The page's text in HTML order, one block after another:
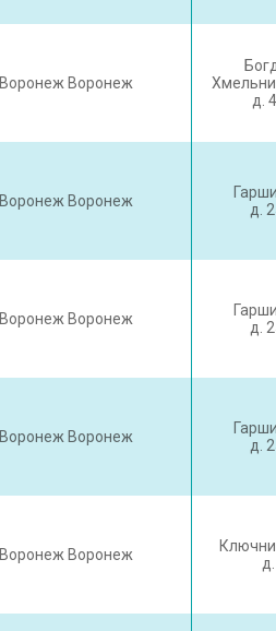
Воронеж Воронеж
д.
Воронеж Воронеж
д.
Воронеж Воронеж
д.
Воронеж Воронеж
д.
Воронеж Воронеж